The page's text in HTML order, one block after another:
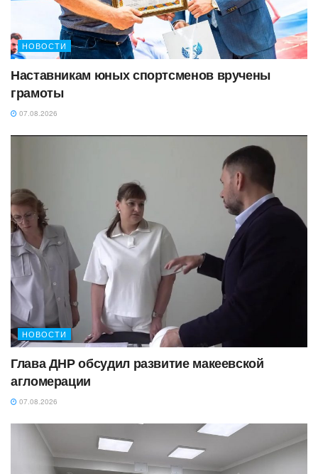
НОВОСТИ
Наставникам юных спортсменов вручены
грамоты
07.08.2026
НОВОСТИ
Глава ДНР обсудил развитие макеевской
агломерации
07.08.2026